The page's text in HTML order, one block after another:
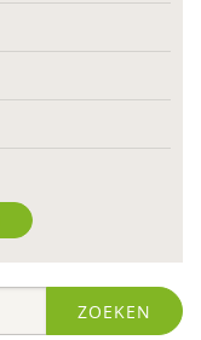
ZOEKEN